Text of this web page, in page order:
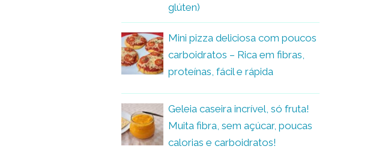
glúten)
Mini pizza deliciosa com poucos
carboidratos – Rica em fibras,
proteínas, fácil e rápida
Geleia caseira incrível, só fruta!
Muita fibra, sem açúcar, poucas
calorias e carboidratos!